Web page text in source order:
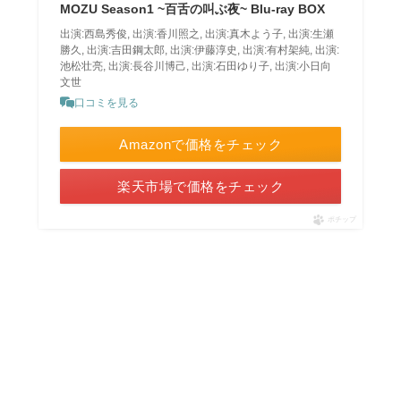
MOZU Season1 ~百舌の叫ぶ夜~ Blu-ray BOX
出演:西島秀俊, 出演:香川照之, 出演:真木よう子, 出演:生瀬
勝久, 出演:吉田鋼太郎, 出演:伊藤淳史, 出演:有村架純, 出演:
池松壮亮, 出演:長谷川博己, 出演:石田ゆり子, 出演:小日向
文世
口コミを見る
Amazonで価格をチェック
楽天市場で価格をチェック
ポチップ